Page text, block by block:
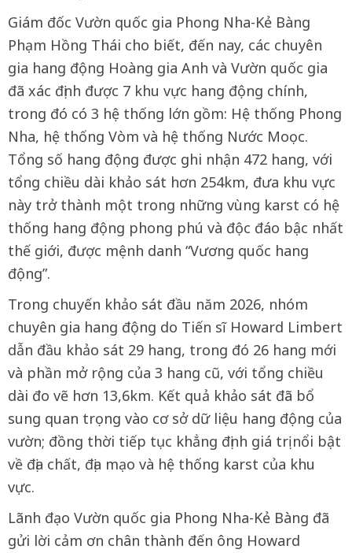
Giám đốc Vườn quốc gia Phong Nha-Kẻ Bàng
Phạm Hồng Thái cho biết, đến nay, các chuyên
gia hang động Hoàng gia Anh và Vườn quốc gia
đã xác định được 7 khu vực hang động chính,
trong đó có 3 hệ thống lớn gồm: Hệ thống Phong
Nha, hệ thống Vòm và hệ thống Nước Moọc.
Tổng số hang động được ghi nhận 472 hang, với
tổng chiều dài khảo sát hơn 254km, đưa khu vực
này trở thành một trong những vùng karst có hệ
thống hang động phong phú và độc đáo bậc nhất
thế giới, được mệnh danh “Vương quốc hang
động”.
Trong chuyến khảo sát đầu năm 2026, nhóm
chuyên gia hang động do Tiến sĩ Howard Limbert
dẫn đầu khảo sát 29 hang, trong đó 26 hang mới
và phần mở rộng của 3 hang cũ, với tổng chiều
dài đo vẽ hơn 13,6km. Kết quả khảo sát đã bổ
sung quan trọng vào cơ sở dữ liệu hang động của
vườn; đồng thời tiếp tục khẳng định giá trị nổi bật
về địa chất, địa mạo và hệ thống karst của khu
vực.
Lãnh đạo Vườn quốc gia Phong Nha-Kẻ Bàng đã
gửi lời cảm ơn chân thành đến ông Howard